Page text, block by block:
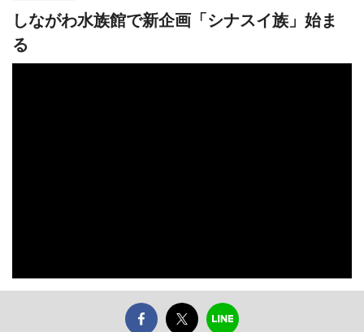
しながわ水族館で新企画「シナスイ族」始ま
る